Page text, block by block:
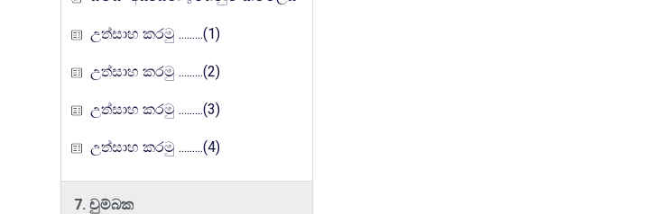
උත්සාහ කරමු .........(1)
උත්සාහ කරමු .........(2)
උත්සාහ කරමු .........(3)
උත්සාහ කරමු .........(4)
7. චුම්බක